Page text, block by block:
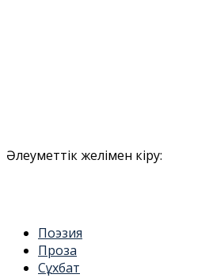
Әлеуметтік желімен кіру:
Поэзия
Проза
Сұхбат